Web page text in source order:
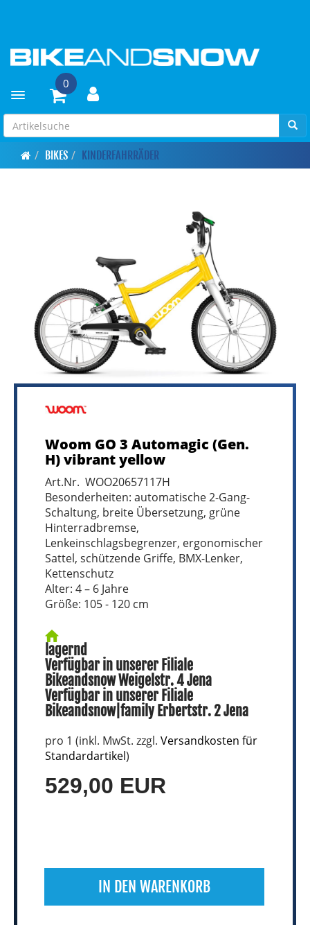
Toggle navigation
0
BIKES KINDERFAHRRÄDER
Woom GO 3 Automagic (Gen.
H) vibrant yellow
Art.Nr. WOO20657117H
Besonderheiten: automatische 2-Gang-
Schaltung, breite Übersetzung, grüne
Hinterradbremse,
Lenkeinschlagsbegrenzer, ergonomischer
Sattel, schützende Griffe, BMX-Lenker,
Kettenschutz
Alter: 4 – 6 Jahre
Größe: 105 - 120 cm
lagernd
Verfügbar in unserer Filiale
Bikeandsnow Weigelstr. 4 Jena
Verfügbar in unserer Filiale
Bikeandsnow|family Erbertstr. 2 Jena
pro 1 (inkl. MwSt. zzgl. Versandkosten für
Standardartikel)
529,00 EUR
IN DEN WARENKORB